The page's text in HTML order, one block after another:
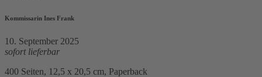
Kommissarin Ines Frank
10. September 2025
sofort lieferbar
400 Seiten, 12,5 x 20,5 cm, Paperback